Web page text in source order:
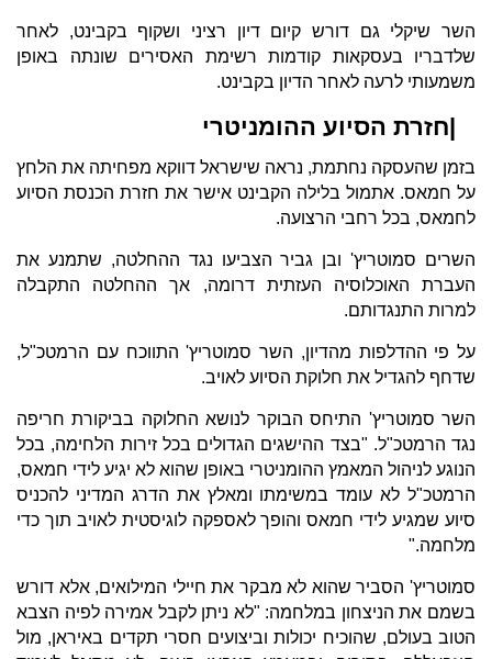
השר שיקלי גם דורש קיום דיון רציני ושקוף בקבינט, לאחר
שלדבריו בעסקאות קודמות רשימת האסירים שונתה באופן
משמעותי לרעה לאחר הדיון בקבינט.
|חזרת הסיוע ההומניטרי
בזמן שהעסקה נחתמת, נראה שישראל דווקא מפחיתה את הלחץ
על חמאס. אתמול בלילה הקבינט אישר את חזרת הכנסת הסיוע
לחמאס, בכל רחבי הרצועה.
השרים סמוטריץ' ובן גביר הצביעו נגד ההחלטה, שתמנע את
העברת האוכלוסיה העזתית דרומה, אך ההחלטה התקבלה
למרות התנגדותם.
על פי ההדלפות מהדיון, השר סמוטריץ' התווכח עם הרמטכ"ל,
שדחף להגדיל את חלוקת הסיוע לאויב.
השר סמוטריץ' התיחס הבוקר לנושא החלוקה בביקורת חריפה
נגד הרמטכ"ל. "בצד ההישגים הגדולים בכל זירות הלחימה, בכל
הנוגע לניהול המאמץ ההומניטרי באופן שהוא לא יגיע לידי חמאס,
הרמטכ"ל לא עומד במשימתו ומאלץ את הדרג המדיני להכניס
סיוע שמגיע לידי חמאס והופך לאספקה לוגיסטית לאויב תוך כדי
מלחמה."
סמוטריץ' הסביר שהוא לא מבקר את חיילי המילואים, אלא דורש
בשמם את הניצחון במלחמה: "לא ניתן לקבל אמירה לפיה הצבא
הטוב בעולם, שהוכיח יכולות וביצועים חסרי תקדים באיראן, מול